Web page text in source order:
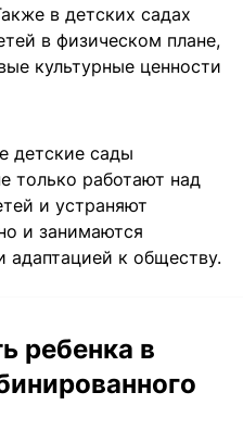
в детских садах
в физическом плане,
культурные ценности
детские сады
только работают над
и устраняют
и занимаются
адаптацией к обществу.
ребенка в